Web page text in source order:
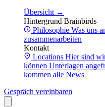
Übersicht →
Hintergrund Brainbirds
Philosophie Was uns
zusammenarbeiten
Kontakt
Locations Hier sind
können Unterlagen
kommen alle News
Gespräch vereinbaren